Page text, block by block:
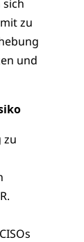
zu
und
zu